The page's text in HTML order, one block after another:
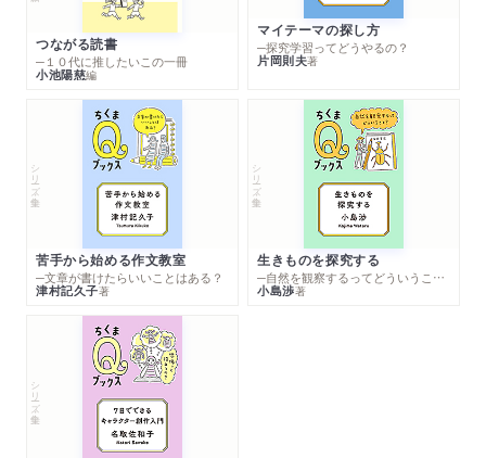
つながる読書
─１０代に推したいこの一冊
小池陽慈編
マイテーマの探し方
─探究学習ってどうやるの？
片岡則夫著
シリーズ・全集
苦手から始める作文教室
─文章が書けたらいいことはある？
津村記久子著
シリーズ・全集
生きものを探究する
─自然を観察するってどういうこと？
小島渉著
シリーズ・全集